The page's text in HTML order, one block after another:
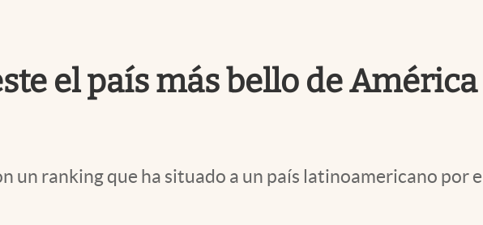
el país más bello de
un ranking que ha situado a un país latinoamericano por